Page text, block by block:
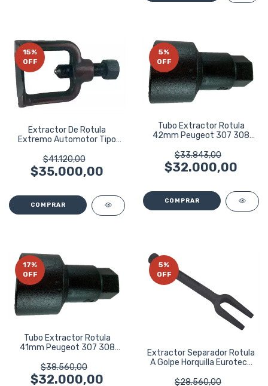
15%
OFF
Extractor De Rotula
Extremo Automotor Tipo
$41.120,00
$35.000,00
5%
OFF
Tubo Extractor Rotula
42mm Peugeot 307 308
$33.843,00
$32.000,00
17%
OFF
Tubo Extractor Rotula
41mm Peugeot 307 308
$38.560,00
$32.000,00
5%
OFF
Extractor Separador Rotula
A Golpe Horquilla Eurotech
$28.560,00